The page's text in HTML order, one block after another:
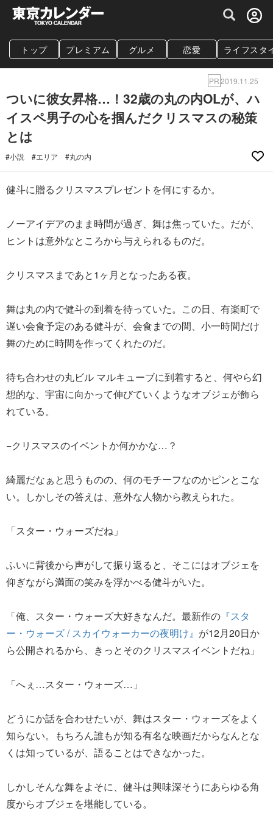
グルメ情報・プレミアムレストラン予約
トップ プレミアム グルメ 恋愛 ライフスタ
PR2019.11.25
ついに彼女昇格…！32歳の丸の内OLが、ハ
イスペ男子の心を掴んだクリスマスの秘策
とは
#小説 #エリア #丸の内
健斗に贈るクリスマスプレゼントを何にするか。
ノーアイデアのまま時間が過ぎ、舞は焦っていた。だが、
ヒントは意外なところから与えられるものだ。
クリスマスまであと1ヶ月となったある夜。
舞は丸の内で健斗の到着を待っていた。この日、有楽町で
遅い会食予定のある健斗が、会食までの間、小一時間だけ
舞のために時間を作ってくれたのだ。
待ち合わせの丸ビル マルキューブに到着すると、何やら幻
想的な、宇宙に向かって伸びていくようなオブジェが飾ら
れている。
−クリスマスのイベントか何かかな…？
綺麗だなぁと思うものの、何のモチーフなのかピンとこな
い。しかしその答えは、意外な人物から教えられた。
「スター・ウォーズだね」
ふいに背後から声がして振り返ると、そこにはオブジェを
仰ぎながら満面の笑みを浮かべる健斗がいた。
「俺、スター・ウォーズ大好きなんだ。最新作の 『スタ
ー・ウォーズ / スカイウォーカーの夜明け』 が12月20日か
ら公開されるから、きっとそのクリスマスイベントだね」
「へぇ…スター・ウォーズ…」
どうにか話を合わせたいが、舞はスター・ウォーズをよく
知らない。もちろん誰もが知る有名な映画だからなんとな
くは知っているが、語ることはできなかった。
しかしそんな舞をよそに、健斗は興味深そうにあらゆる角
度からオブジェを堪能している。